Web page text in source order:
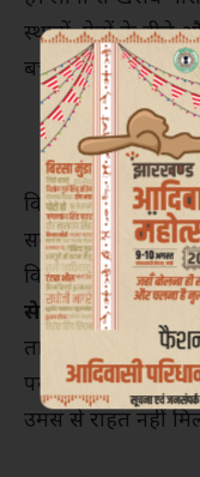
स्थानों, पेड़ों के
बचने की अपील की
विभाग की रिपोर्ट के
सर्वाधिक तापमान
किया गया, जबकि
सेल्सियसरिकॉर्ड
तापमान में कुछ
पर्याप्त वर्षा नहीं हो
उमस से राहत नहीं